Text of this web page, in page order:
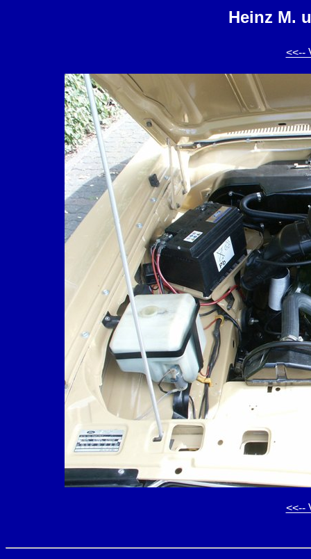
Heinz M.
<<--
<<--